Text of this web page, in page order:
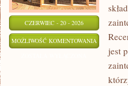
CZERWIEC - 20 - 2026
MOŻLIWOŚĆ KOMENTOWANIA
ZRÓB
jest